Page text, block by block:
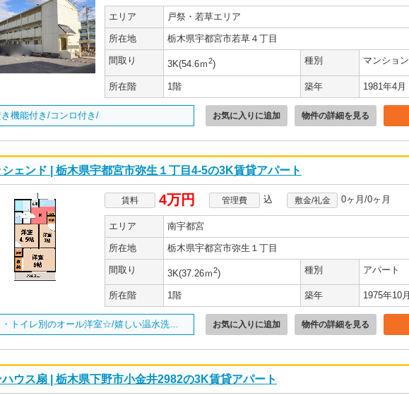
エリア 戸祭・若草エリア
所在地 栃木県宇都宮市若草４丁目
間取り 3K(54.6ｍ2) 種別 マンション
所在階 1階 築年 1981年4月
機能付き/コンロ付き/ 物件の詳細を見る
お気に入りに追加
ェンド | 栃木県宇都宮市弥生１丁目4-5の3K賃貸アパート
賃料 4万円 管理費 込 敷金/礼金 0ヶ月/0ヶ月
エリア 南宇都宮
所在地 栃木県宇都宮市弥生１丁目
間取り 3K(37.26ｍ2) 種別 アパート
所在階 1階 築年 1975年10月
物件の詳細を見る
お気に入りに追加
ウス扇 | 栃木県下野市小金井2982の3K賃貸アパート